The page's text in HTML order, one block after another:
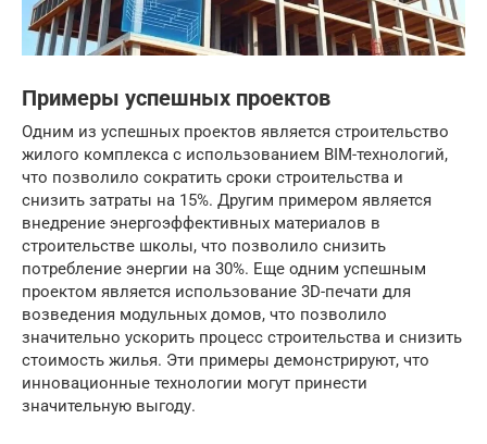
Примеры успешных проектов
Одним из успешных проектов является строительство
жилого комплекса с использованием BIM-технологий,
что позволило сократить сроки строительства и
снизить затраты на 15%. Другим примером является
внедрение энергоэффективных материалов в
строительстве школы, что позволило снизить
потребление энергии на 30%. Еще одним успешным
проектом является использование 3D-печати для
возведения модульных домов, что позволило
значительно ускорить процесс строительства и снизить
стоимость жилья. Эти примеры демонстрируют, что
инновационные технологии могут принести
значительную выгоду.